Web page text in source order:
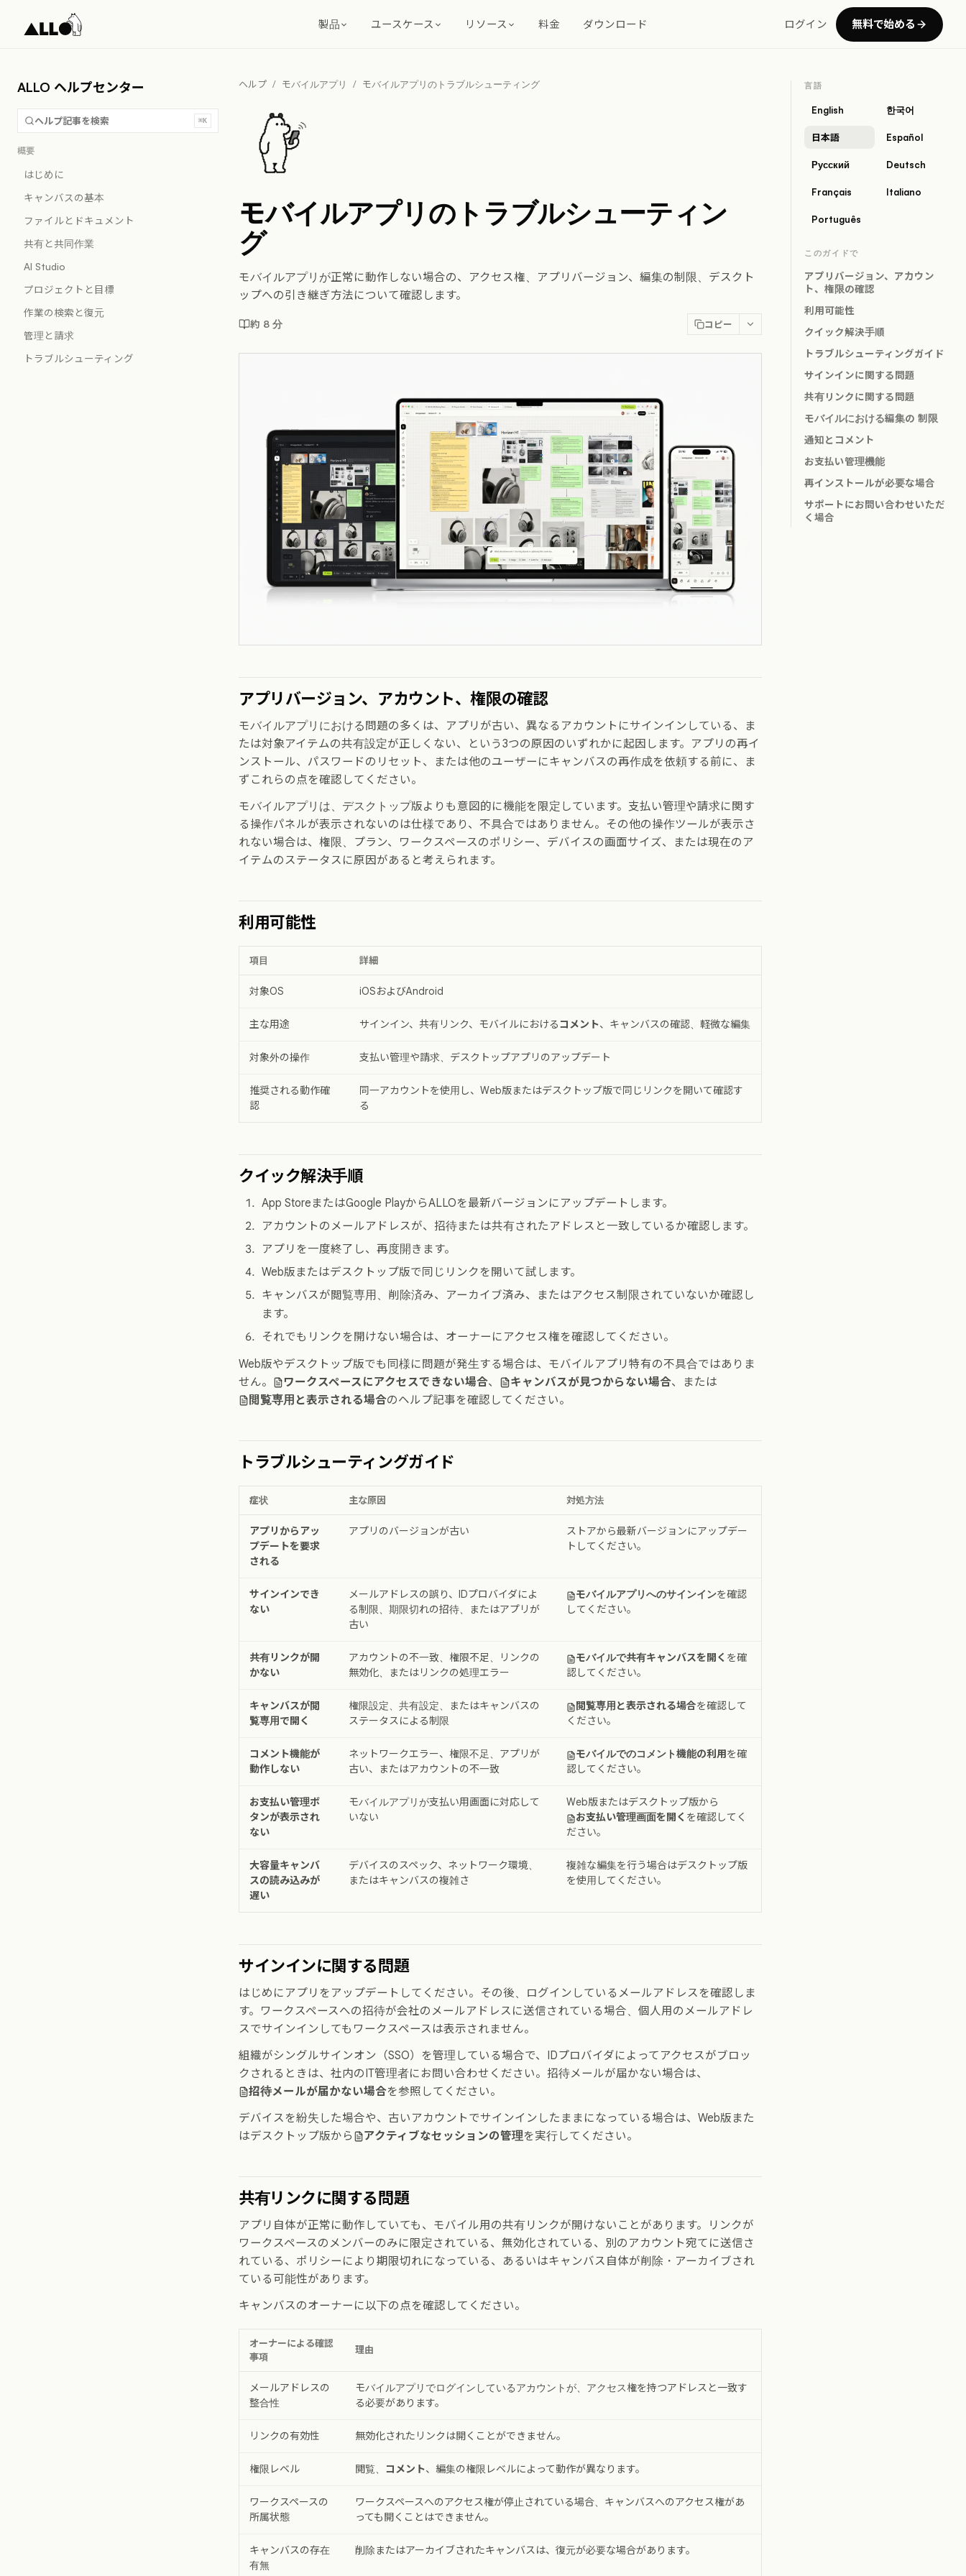
製品 ユースケース リソース 料金 ダウンロード ログイン 無料で始める
ALLO ヘルプセンター
ヘルプ記事を検索 ⌘K
概要
はじめに
キャンバスの基本
ファイルとドキュメント
共有と共同作業
AI Studio
プロジェクトと目標
作業の検索と復元
管理と請求
トラブルシューティング
ヘルプ / モバイルアプリ / モバイルアプリのトラブルシューティング
モバイルアプリのトラブルシューティン
グ
モバイルアプリが正常に動作しない場合の、アクセス権、アプリバージョン、編集の制限、デスクト
ップへの引き継ぎ方法について確認します。
約 8 分 コピー
アプリバージョン、アカウント、権限の確認
モバイルアプリにおける問題の多くは、アプリが古い、異なるアカウントにサインインしている、ま
たは対象アイテムの共有設定が正しくない、という3つの原因のいずれかに起因します。アプリの再イ
ンストール、パスワードのリセット、または他のユーザーにキャンバスの再作成を依頼する前に、ま
ずこれらの点を確認してください。
モバイルアプリは、デスクトップ版よりも意図的に機能を限定しています。支払い管理や請求に関す
る操作パネルが表示されないのは仕様であり、不具合ではありません。その他の操作ツールが表示さ
れない場合は、権限、プラン、ワークスペースのポリシー、デバイスの画面サイズ、または現在のア
イテムのステータスに原因があると考えられます。
利用可能性
項目 詳細
対象OS iOSおよびAndroid
主な用途 サインイン、共有リンク、モバイルにおけるコメント、キャンバスの確認、軽微な編集
対象外の操作 支払い管理や請求、デスクトップアプリのアップデート
推奨される動作確
認
同一アカウントを使用し、Web版またはデスクトップ版で同じリンクを開いて確認す
る
クイック解決手順
App StoreまたはGoogle PlayからALLOを最新バージョンにアップデートします。
アカウントのメールアドレスが、招待または共有されたアドレスと一致しているか確認します。
アプリを一度終了し、再度開きます。
Web版またはデスクトップ版で同じリンクを開いて試します。
キャンバスが閲覧専用、削除済み、アーカイブ済み、またはアクセス制限されていないか確認し
ます。
それでもリンクを開けない場合は、オーナーにアクセス権を確認してください。
Web版やデスクトップ版でも同様に問題が発生する場合は、モバイルアプリ特有の不具合ではありま
せん。
ワークスペースにアクセスできない場合、 キャンバスが見つからない場合、または
閲覧専用と表示される場合のヘルプ記事を確認してください。
トラブルシューティングガイド
症状 主な原因 対処方法
アプリからアッ
プデートを要求
される
アプリのバージョンが古い
ストアから最新バージョンにアップデー
トしてください。
サインインでき
ない
メールアドレスの誤り、IDプロバイダによ
る制限、期限切れの招待、またはアプリが
古い
モバイルアプリへのサインインを確認
してください。
共有リンクが開
かない
アカウントの不一致、権限不足、リンクの
無効化、またはリンクの処理エラー
モバイルで共有キャンバスを開く を確
認してください。
キャンバスが閲
覧専用で開く
権限設定、共有設定、またはキャンバスの
ステータスによる制限
閲覧専用と表示される場合を確認して
ください。
コメント機能が
動作しない
ネットワークエラー、権限不足、アプリが
古い、またはアカウントの不一致
モバイルでのコメント機能の利用を確
認してください。
お支払い管理ボ
タンが表示され
ない
モバイルアプリが支払い用画面に対応して
いない
Web版またはデスクトップ版から
お支払い管理画面を開く を確認してく
ださい。
大容量キャンバ
スの読み込みが
遅い
デバイスのスペック、ネットワーク環境、
またはキャンバスの複雑さ
複雑な編集を行う場合はデスクトップ版
を使用してください。
サインインに関する問題
はじめにアプリをアップデートしてください。その後、ログインしているメールアドレスを確認しま
す。ワークスペースへの招待が会社のメールアドレスに送信されている場合、個人用のメールアドレ
スでサインインしてもワークスペースは表示されません。
組織がシングルサインオン（SSO）を管理している場合で、IDプロバイダによってアクセスがブロッ
クされるときは、社内のIT管理者にお問い合わせください。招待メールが届かない場合は、
招待メールが届かない場合を参照してください。
デバイスを紛失した場合や、古いアカウントでサインインしたままになっている場合は、Web版また
はデスクトップ版から
アクティブなセッションの管理を実行してください。
共有リンクに関する問題
アプリ自体が正常に動作していても、モバイル用の共有リンクが開けないことがあります。リンクが
ワークスペースのメンバーのみに限定されている、無効化されている、別のアカウント宛てに送信さ
れている、ポリシーにより期限切れになっている、あるいはキャンバス自体が削除・アーカイブされ
ている可能性があります。
キャンバスのオーナーに以下の点を確認してください。
オーナーによる確認
事項
理由
メールアドレスの
整合性
モバイルアプリでログインしているアカウントが、アクセス権を持つアドレスと一致す
る必要があります。
リンクの有効性 無効化されたリンクは開くことができません。
権限レベル 閲覧、 コメント、編集の権限レベルによって動作が異なります。
ワークスペースの
所属状態
ワークスペースへのアクセス権が停止されている場合、キャンバスへのアクセス権があ
っても開くことはできません。
キャンバスの存在
有無
削除またはアーカイブされたキャンバスは、復元が必要な場合があります。
言語
English 한국어
日本語 Español
Русский Deutsch
Français Italiano
Português
このガイドで
アプリバージョン、アカウン
ト、権限の確認
利用可能性
クイック解決手順
トラブルシューティングガイド
サインインに関する問題
共有リンクに関する問題
モバイルにおける編集の 制限
通知とコメント
お支払い管理機能
再インストールが必要な場合
サポートにお問い合わせいただ
く場合